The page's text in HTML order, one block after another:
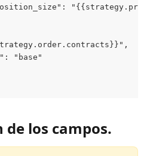
"base"
de los campos.